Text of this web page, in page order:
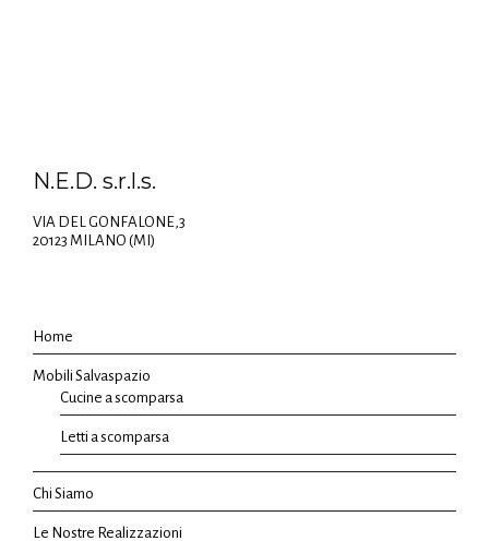
N.E.D. s.r.l.s.
VIA DEL GONFALONE,3
20123 MILANO (MI)
Home
Mobili Salvaspazio
Cucine a scomparsa
Letti a scomparsa
Chi Siamo
Le Nostre Realizzazioni